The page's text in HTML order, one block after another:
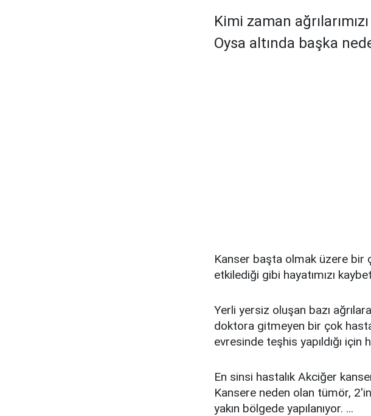
Kimi zaman
Oysa altında başka
Kanser başta olmak üzere bir
etkilediği gibi hayatımızı
Yerli yersiz oluşan bazı
doktora gitmeyen bir çok
evresinde teşhis yapıldığı için
En sinsi hastalık Akciğer
Kansere neden olan tümör,
yakın bölgede yapılanıyor. ...